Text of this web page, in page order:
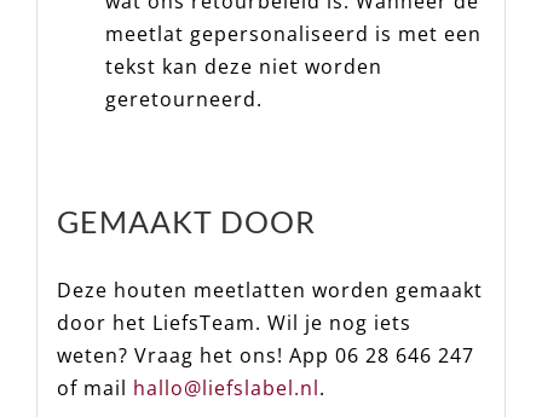
meetlat gepersonaliseerd is met een
tekst kan deze niet worden
geretourneerd.
GEMAAKT DOOR
Deze houten meetlatten worden gemaakt
door het LiefsTeam. Wil je nog iets
weten? Vraag het ons! App 06 28 646 247
of mail hallo@liefslabel.nl.